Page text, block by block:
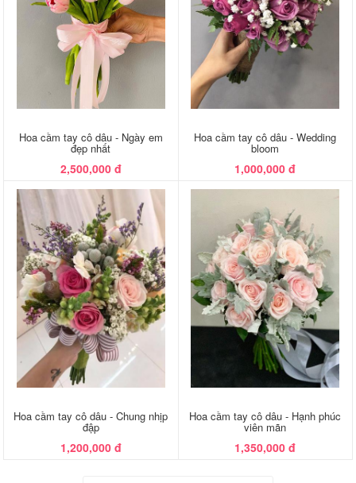
Hoa cầm tay cô dâu - Ngày em
đẹp nhất
2,500,000 đ
Hoa cầm tay cô dâu - Wedding
bloom
1,000,000 đ
Hoa cầm tay cô dâu - Chung nhịp
đập
1,200,000 đ
Hoa cầm tay cô dâu - Hạnh phúc
viên mãn
1,350,000 đ